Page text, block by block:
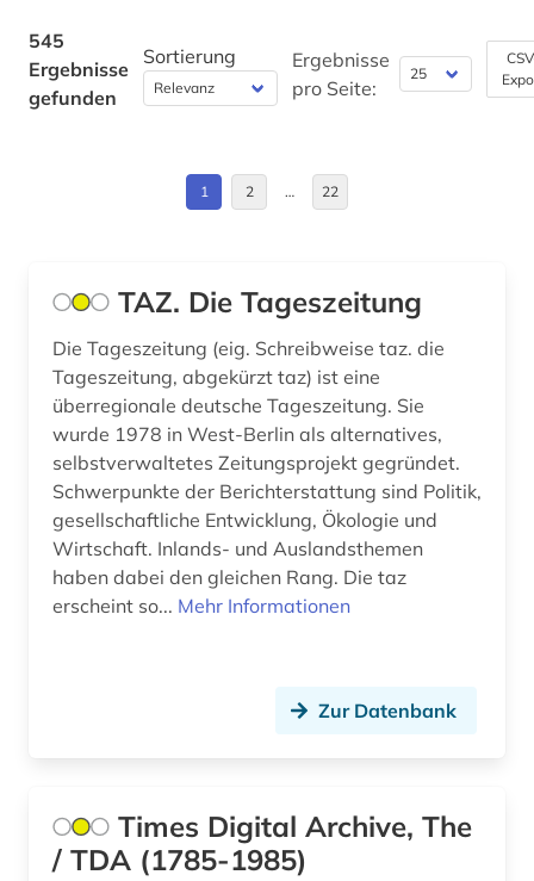
coburg (1)
computertechnik (1)
darmstadt (1)
ddr-presse (1)
ddr-zeitungsportal (1)
deutsches sprachgebiet (1)
deutschland (24)
deutschland (ddr) (5)
deutschsprachiger raum (1)
dublin (1)
Frankreich (15)
Großbritannien (38)
Island (3)
Israel (8)
Italien (10)
Japan (3)
Kanada (9)
Litauen (1)
Luxemburg (2)
545
Ergebnisse
gefunden
Sortierung
Ergebnisse
pro Seite:
1 2 … 22
TAZ. Die Tageszeitung
Die Tageszeitung (eig. Schreibweise taz. die
Tageszeitung, abgekürzt taz) ist eine
überregionale deutsche Tageszeitung. Sie
wurde 1978 in West-Berlin als alternatives,
selbstverwaltetes Zeitungsprojekt gegründet.
Schwerpunkte der Berichterstattung sind Politik,
gesellschaftliche Entwicklung, Ökologie und
Wirtschaft. Inlands- und Auslandsthemen
haben dabei den gleichen Rang. Die taz
erscheint so... Mehr Informationen
Zur Datenbank
Times Digital Archive, The
/ TDA (1785-1985)